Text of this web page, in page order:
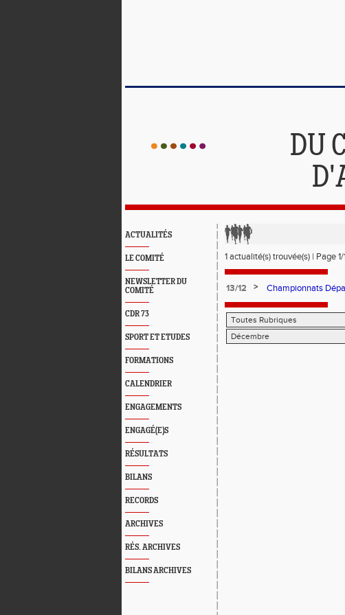
DU
ACTUALITÉS
LE COMITÉ
NEWSLETTER DU
COMITÉ
CDR 73
SPORT ET ETUDES
FORMATIONS
CALENDRIER
ENGAGEMENTS
ENGAGÉ(E)S
RÉSULTATS
BILANS
RECORDS
ARCHIVES
RÉS. ARCHIVES
BILANS ARCHIVES
1 actualité(s) trouvée(s) | Page 1/
13/12 >
Championnats